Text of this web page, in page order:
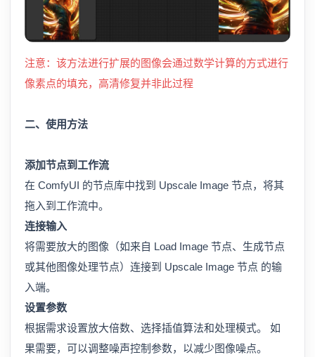
注意：该方法进行扩展的图像会通过数学计算的方式进行
像素点的填充，高清修复并非此过程
二、使用方法
添加节点到工作流
在 ComfyUI 的节点库中找到 Upscale Image 节点，将其
拖入到工作流中。
连接输入
将需要放大的图像（如来自 Load Image 节点、生成节点
或其他图像处理节点）连接到 Upscale Image 节点 的输
入端。
设置参数
根据需求设置放大倍数、选择插值算法和处理模式。 如
果需要，可以调整噪声控制参数，以减少图像噪点。